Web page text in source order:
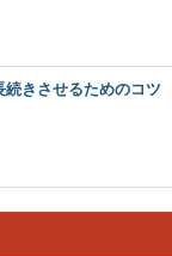
きさせるためのコツ